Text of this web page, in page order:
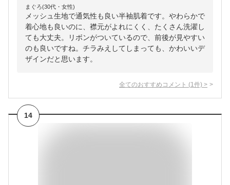
まぐろ(30代・女性)
メッシュ生地で通気性も良い半袖肌着です。やわらかで
着心地も良いのに、襟元がよれにくく、たくさん洗濯し
ても大丈夫。リボンがついているので、前後が見やすい
のも良いですね。チラみえしてしまっても、かわいいデ
ザインだと思います。
全てのおすすめコメント (1 件) >
14